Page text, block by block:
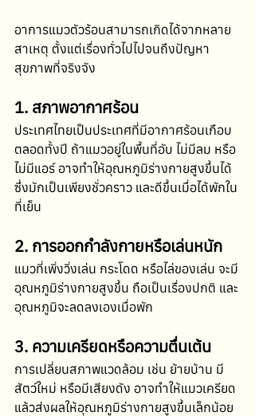
อาการแมวตัวร้อนสามารถเกิดได้จากหลาย
สาเหตุ ตั้งแต่เรื่องทั่วไปไปจนถึงปัญหา
สุขภาพที่จริงจัง
1. สภาพอากาศร้อน
ประเทศไทยเป็นประเทศที่มีอากาศร้อนเกือบ
ตลอดทั้งปี ถ้าแมวอยู่ในพื้นที่อับ ไม่มีลม หรือ
ไม่มีแอร์ อาจทำให้อุณหภูมิร่างกายสูงขึ้นได้
ซึ่งมักเป็นเพียงชั่วคราว และดีขึ้นเมื่อได้พักใน
ที่เย็น
2. การออกกำลังกายหรือเล่นหนัก
แมวที่เพิ่งวิ่งเล่น กระโดด หรือไล่ของเล่น จะมี
อุณหภูมิร่างกายสูงขึ้น ถือเป็นเรื่องปกติ และ
อุณหภูมิจะลดลงเองเมื่อพัก
3. ความเครียดหรือความตื่นเต้น
การเปลี่ยนสภาพแวดล้อม เช่น ย้ายบ้าน มี
สัตว์ใหม่ หรือมีเสียงดัง อาจทำให้แมวเครียด
แล้วส่งผลให้อุณหภูมิร่างกายสูงขึ้นเล็กน้อย